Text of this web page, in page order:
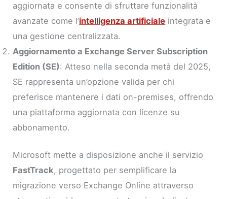
aggiornata e consente di sfruttare funzionalità
avanzate come l’intelligenza artificiale integrata e
una gestione centralizzata.
Aggiornamento a Exchange Server Subscription
Edition (SE): Atteso nella seconda metà del 2025,
SE rappresenta un’opzione valida per chi
preferisce mantenere i dati on-premises, offrendo
una piattaforma aggiornata con licenze su
abbonamento.
Microsoft mette a disposizione anche il servizio
FastTrack, progettato per semplificare la
migrazione verso Exchange Online attraverso